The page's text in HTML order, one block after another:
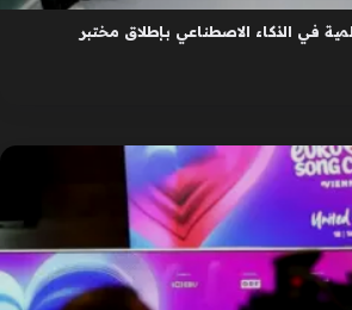
في الذكاء الاصطناعي بإطلاق مختبر